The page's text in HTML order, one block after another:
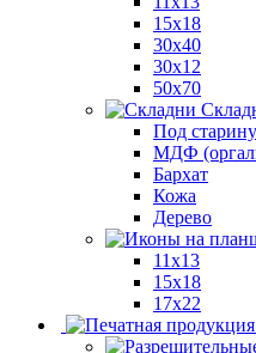
15x18
30x40
30х12
50x70
Под старину
МДФ
Бархат
Кожа
Дерево
11х13
15х18
17х22